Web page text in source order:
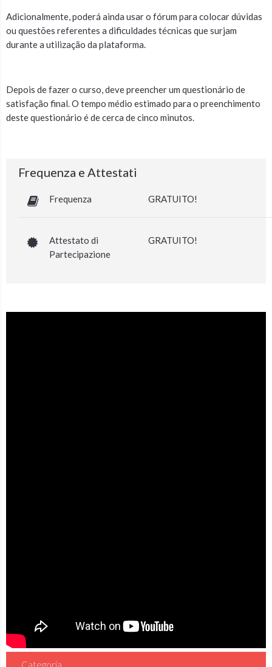
Adicionalmente, poderá ainda usar o fórum para colocar dúvidas
ou questões referentes a dificuldades técnicas que surjam
durante a utilização da plataforma.
Depois de fazer o curso, deve preencher um questionário de
satisfação final. O tempo médio estimado para o preenchimento
deste questionário é de cerca de cinco minutos.
Frequenza e Attestati
Frequenza GRATUITO!
Attestato di
Partecipazione
GRATUITO!
Categoria